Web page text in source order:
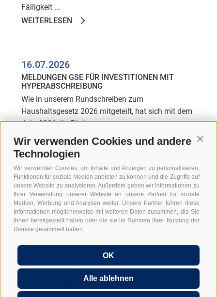
Wir verwenden Cookies und andere
Technologien
Wir verwenden Cookies, um Inhalte und Anzeigen zu personalisieren,
Funktionen für soziale Medien anbieten zu können und die Zugriffe auf
unsere Website zu analysieren. Außerdem geben wir Informationen zu
Ihrer Verwendung unserer Website an unsere Partner für soziale
Medien, Werbung und Analysen weiter. Unsere Partner führen diese
Informationen möglicherweise mit weiteren Daten zusammen, die Sie
ihnen bereitgestellt haben oder die sie im Rahmen Ihrer Nutzung der
Dienste gesammelt haben.
OK
Alle ablehnen
Fälligkeit ...
WEITERLESEN
16.07.2026
MELDUNGEN GSE FÜR INVESTITIONEN MIT
HYPERABSCHREIBUNG
Wie in unserem Rundschreiben zum
Haushaltsgesetz 2026 mitgeteilt, hat sich mit dem
Jahr 2026 die Förderung ...
WEITERLESEN
Rienzfeldstraße 30 39031 Bruneck - Südtirol
+39 0474 572900
digital chatbot. Just ask me
anything...